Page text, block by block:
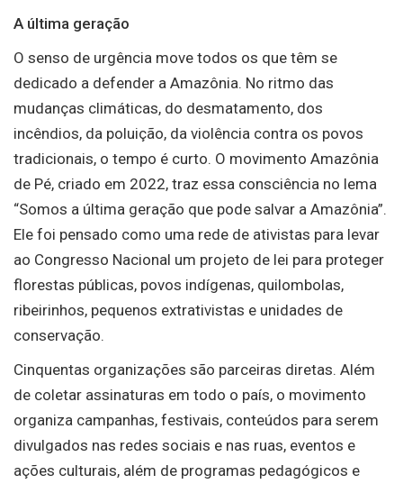
A última geração
O senso de urgência move todos os que têm se
dedicado a defender a Amazônia. No ritmo das
mudanças climáticas, do desmatamento, dos
incêndios, da poluição, da violência contra os povos
tradicionais, o tempo é curto. O movimento Amazônia
de Pé, criado em 2022, traz essa consciência no lema
“Somos a última geração que pode salvar a Amazônia”.
Ele foi pensado como uma rede de ativistas para levar
ao Congresso Nacional um projeto de lei para proteger
florestas públicas, povos indígenas, quilombolas,
ribeirinhos, pequenos extrativistas e unidades de
conservação.
Cinquentas organizações são parceiras diretas. Além
de coletar assinaturas em todo o país, o movimento
organiza campanhas, festivais, conteúdos para serem
divulgados nas redes sociais e nas ruas, eventos e
ações culturais, além de programas pedagógicos e